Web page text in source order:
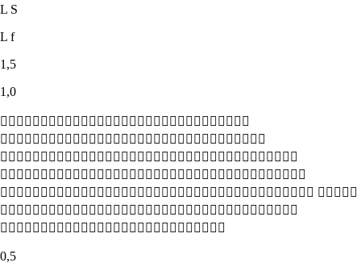
L S
L f
1,5
1,0




 


0,5